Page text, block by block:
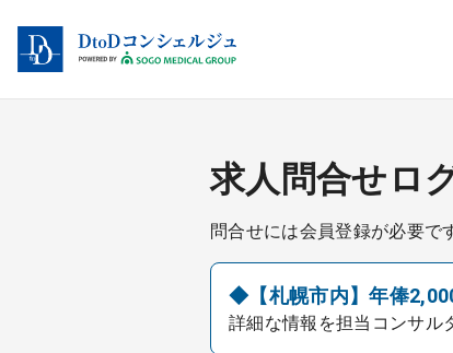
求人問合せロ
問合せには会員登録が必要で
◆【札幌市内】年俸
詳細な情報を担当コンサル